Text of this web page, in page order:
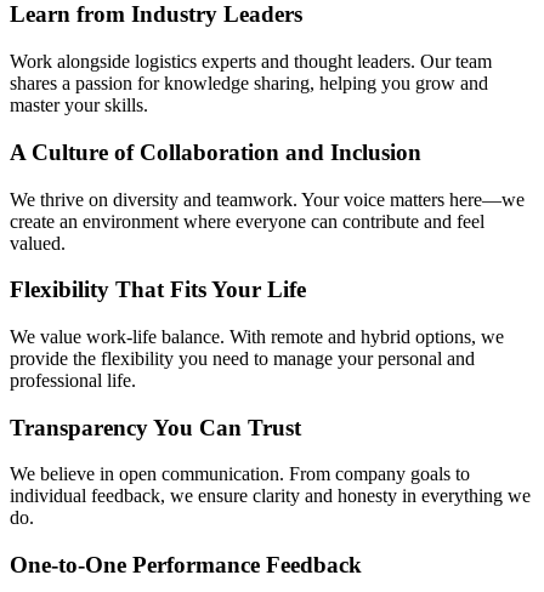
Learn from Industry Leaders
Work alongside logistics experts and thought leaders. Our team
shares a passion for knowledge sharing, helping you grow and
master your skills.
A Culture of Collaboration and Inclusion
We thrive on diversity and teamwork. Your voice matters here—we
create an environment where everyone can contribute and feel
valued.
Flexibility That Fits Your Life
We value work-life balance. With remote and hybrid options, we
provide the flexibility you need to manage your personal and
professional life.
Transparency You Can Trust
We believe in open communication. From company goals to
individual feedback, we ensure clarity and honesty in everything we
do.
One-to-One Performance Feedback